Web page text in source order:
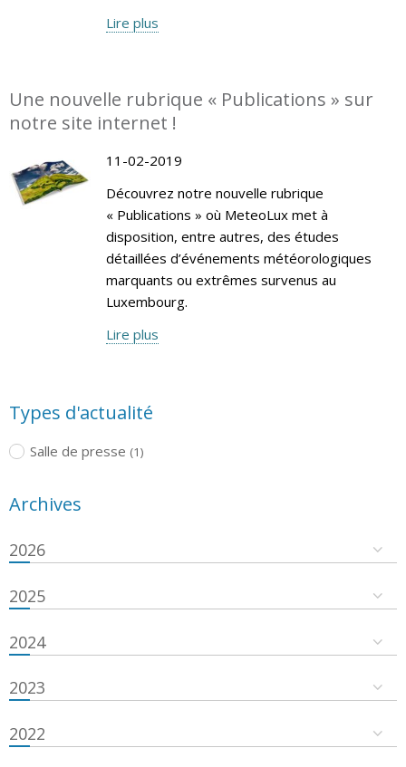
Lire plus
Une nouvelle rubrique « Publications » sur
notre site internet !
11-02-2019
Découvrez notre nouvelle rubrique
« Publications » où MeteoLux met à
disposition, entre autres, des études
détaillées d’événements météorologiques
marquants ou extrêmes survenus au
Luxembourg.
Lire plus
Types d'actualité
Salle de presse (1)
Archives
2026
2025
2024
2023
2022